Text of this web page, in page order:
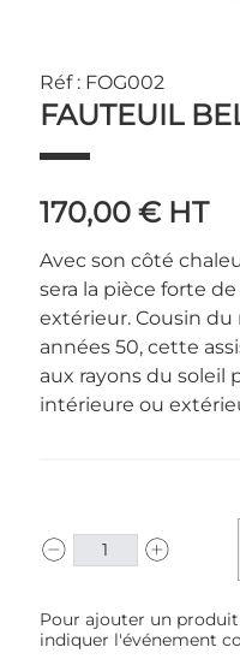
Réf : FOG002
FAUTEUIL
170,00 € HT
Avec son côté
sera la pièce forte
extérieur. Cousin du
années 50, cette
aux rayons du soleil
intérieure ou
Pour ajouter un
indiquer l'événement